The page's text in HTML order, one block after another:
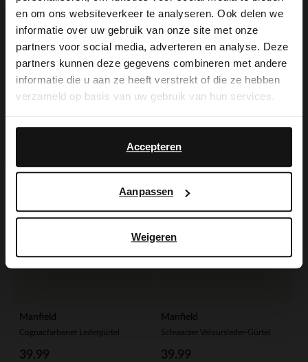
en om ons websiteverkeer te analyseren. Ook delen we
informatie over uw gebruik van onze site met onze
partners voor social media, adverteren en analyse. Deze
partners kunnen deze gegevens combineren met andere
informatie die u aan ze heeft verstrekt of die ze hebben
verzameld op basis van uw gebruik van hun services.
Accepteren
Aanpassen
Weigeren
Manfield
Beigefarbener Veloursleder-Gürtel
39.99
Manfield
Brauner Ledergürtel
39.99
Manfield
Cognacfarbener Ledergürtel
39.99
Manfield
Schwarzer Veloursleder-Gürtel
39.99
×
View this website in English?
It looks like your language isn't Dutch. Would
you like to switch to English?
English